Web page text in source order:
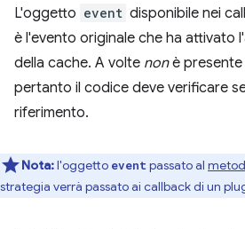
L'oggetto event disponibile nei
è l'evento originale che ha attivato
della cache. A volte nonè presente
pertanto il codice deve verificare
riferimento.
Nota:l'oggetto event passato al
strategia verrà passato ai callback di un